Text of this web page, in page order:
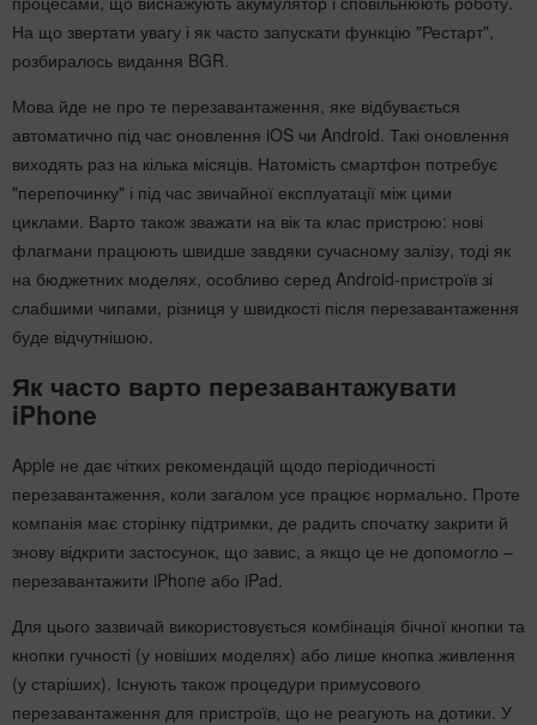
На що звертати увагу і як часто запускати функцію "Рестарт",
розбиралось видання BGR.
Мова йде не про те перезавантаження, яке відбувається
автоматично під час оновлення iOS чи Android. Такі оновлення
виходять раз на кілька місяців. Натомість смартфон потребує
"перепочинку" і під час звичайної експлуатації між цими
циклами. Варто також зважати на вік та клас пристрою: нові
флагмани працюють швидше завдяки сучасному залізу, тоді як
на бюджетних моделях, особливо серед Android-пристроїв зі
слабшими чипами, різниця у швидкості після перезавантаження
буде відчутнішою.
Як часто варто перезавантажувати
iPhone
Apple не дає чітких рекомендацій щодо періодичності
перезавантаження, коли загалом усе працює нормально. Проте
компанія має сторінку підтримки, де радить спочатку закрити й
знову відкрити застосунок, що завис, а якщо це не допомогло –
перезавантажити iPhone або iPad.
Для цього зазвичай використовується комбінація бічної кнопки та
кнопки гучності (у новіших моделях) або лише кнопка живлення
(у старіших). Існують також процедури примусового
перезавантаження для пристроїв, що не реагують на дотики. У